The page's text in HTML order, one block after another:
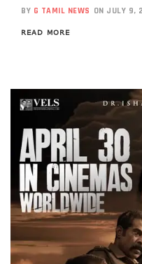
BY G TAMIL NEWS ON JULY 9,
READ MORE